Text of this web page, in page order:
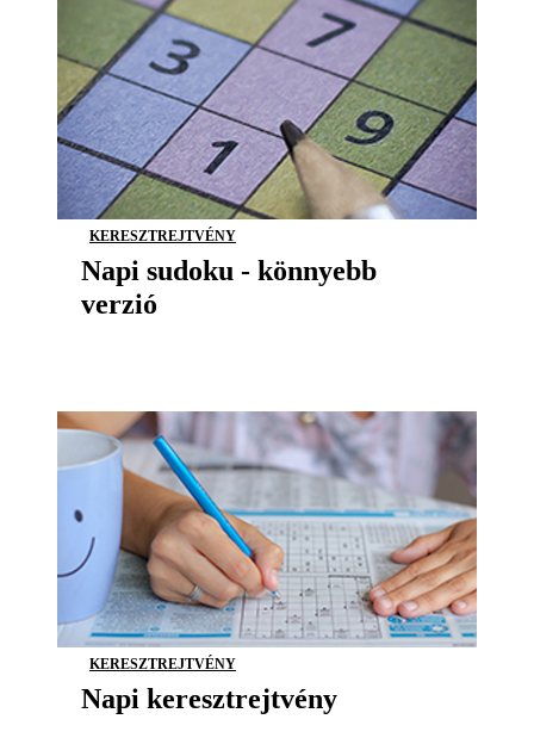
KERESZTREJTVÉNY
Napi sudoku - könnyebb
verzió
KERESZTREJTVÉNY
Napi keresztrejtvény